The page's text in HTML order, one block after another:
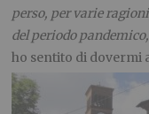
perso, per varie
del periodo
ho sentito di dovermi